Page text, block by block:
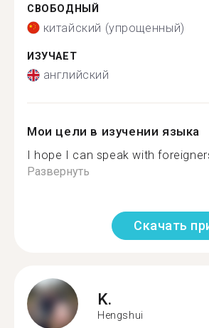
СВОБОДНЫЙ
китайский (упрощенный)
ИЗУЧАЕТ
английский
Мои цели в изучении языка
I hope I can speak with
Развернуть
Скачать
K.
Hengshui